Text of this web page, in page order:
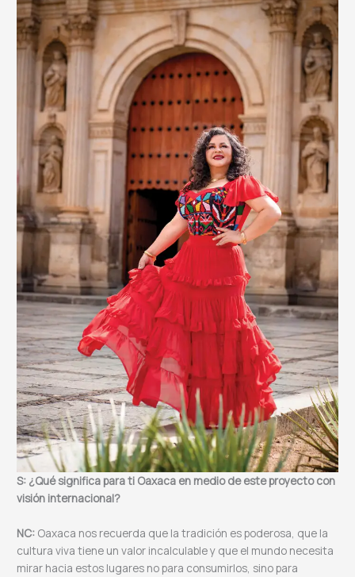
S: ¿Qué significa para ti Oaxaca en medio de este proyecto con
visión internacional?
NC: Oaxaca nos recuerda que la tradición es poderosa, que la
cultura viva tiene un valor incalculable y que el mundo necesita
mirar hacia estos lugares no para consumirlos, sino para